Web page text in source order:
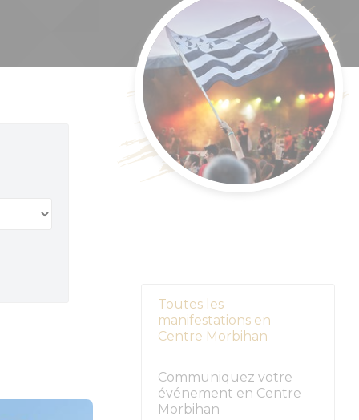
mensuel des animations
Médiathèques
Toutes les
manifestations en
Centre Morbihan
Communiquez votre
événement en Centre
Morbihan